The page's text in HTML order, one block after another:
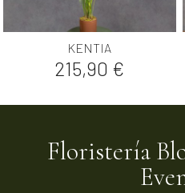
KENTIA
Precio
215,90 €
Floristería